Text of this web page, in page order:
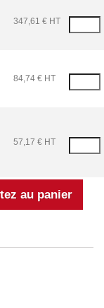
347,61 € HT
84,74 € HT
57,17 € HT